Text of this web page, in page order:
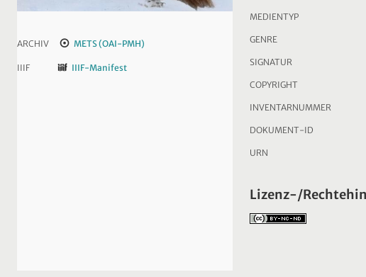
ARCHIV METS (OAI-PMH)
IIIF IIIF-Manifest
MEDIENTYP
GENRE
SIGNATUR
COPYRIGHT
INVENTARNUMMER
DOKUMENT-ID
URN
Lizenz-/